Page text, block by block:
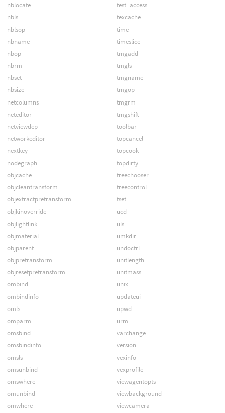
nblocate
nbls
nblsop
nbname
nbop
nbrm
nbset
nbsize
netcolumns
neteditor
netviewdep
networkeditor
nextkey
nodegraph
objcache
objcleantransform
objextractpretransform
objkinoverride
objlightlink
objmaterial
objparent
objpretransform
objresetpretransform
ombind
ombindinfo
omls
omparm
omsbind
omsbindinfo
omsls
omsunbind
omswhere
omunbind
omwhere
test_access
texcache
time
timeslice
tmgadd
tmgls
tmgname
tmgop
tmgrm
tmgshift
toolbar
topcancel
topcook
topdirty
treechooser
treecontrol
tset
ucd
uls
umkdir
undoctrl
unitlength
unitmass
unix
updateui
upwd
urm
varchange
version
vexinfo
vexprofile
viewagentopts
viewbackground
viewcamera